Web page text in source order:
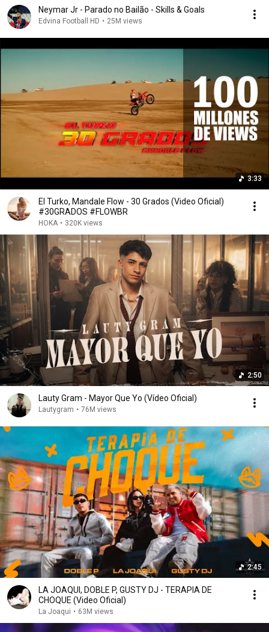
Neymar Jr - Parado no Bailão - Skills & Goals
Edvina Football HD • 25M views
3:33
El Turko, Mandale Flow - 30 Grados (Video Oficial)
#30GRADOS #FLOWBR
HOKA • 320K views
2:50
Lauty Gram - Mayor Que Yo (Vídeo Oficial)
Lautygram • 76M views
2:45
LA JOAQUI, DOBLE P, GUSTY DJ - TERAPIA DE
CHOQUE (Video Oficial)
La Joaqui • 63M views